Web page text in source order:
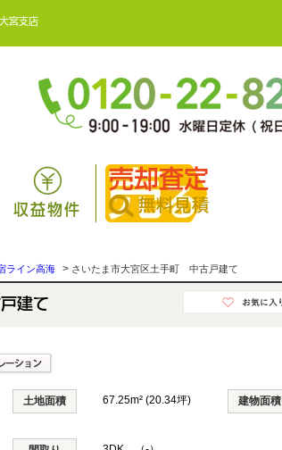
宮支店
収益物件
売却査定
無料見積
ライン高海 > さいたま市大宮区土手町 中古戸建て
建て
土地面積 67.25m² (20.34坪) 建物面積